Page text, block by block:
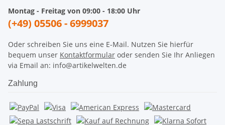
Montag - Freitag von 09:00 - 18:00 Uhr
(+49) 05506 - 6999037
Oder schreiben Sie uns eine E-Mail. Nutzen Sie hierfür
bequem unser Kontaktformular oder senden Sie Ihr Anliegen
via Email an: info@artikelwelten.de
Zahlung